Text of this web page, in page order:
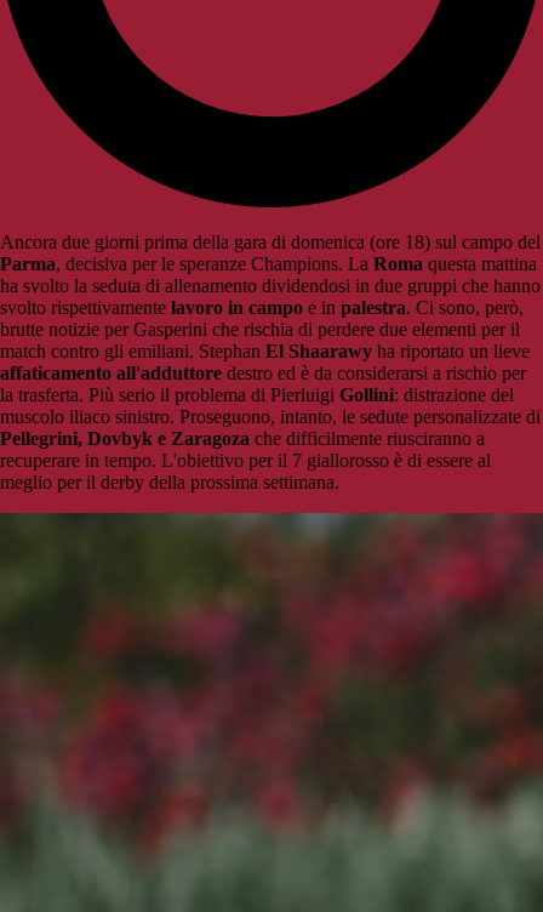
Ancora due giorni prima della gara di domenica (ore 18) sul campo del
Parma, decisiva per le speranze Champions. La Roma questa mattina
ha svolto la seduta di allenamento dividendosi in due gruppi che hanno
svolto rispettivamente lavoro in campo e in palestra. Ci sono, però,
brutte notizie per Gasperini che rischia di perdere due elementi per il
match contro gli emiliani. Stephan El Shaarawy ha riportato un lieve
affaticamento all'adduttore destro ed è da considerarsi a rischio per
la trasferta. Più serio il problema di Pierluigi Gollini: distrazione del
muscolo iliaco sinistro. Proseguono, intanto, le sedute personalizzate di
Pellegrini, Dovbyk e Zaragoza che difficilmente riusciranno a
recuperare in tempo. L'obiettivo per il 7 giallorosso è di essere al
meglio per il derby della prossima settimana.